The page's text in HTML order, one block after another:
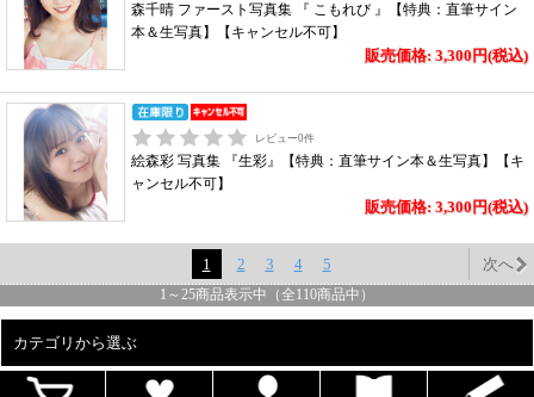
森千晴 ファースト写真集 『 こもれび 』【特典：直筆サイン
本＆生写真】【キャンセル不可】
販売価格: 3,300円(税込)
レビュー0件
絵森彩 写真集 『生彩』【特典：直筆サイン本＆生写真】【キ
ャンセル不可】
販売価格: 3,300円(税込)
1 2 3 4 5 次へ
1 ～ 25商品表示中（全110商品中）
カテゴリから選ぶ
ALL